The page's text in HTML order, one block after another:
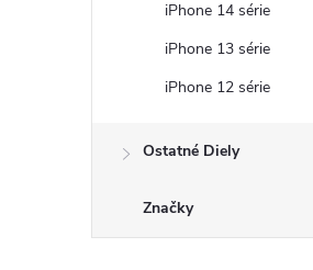
iPhone 14 série
iPhone 13 série
iPhone 12 série
Ostatné Diely
Značky